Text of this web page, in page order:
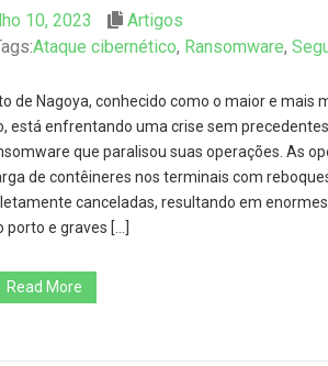
10, 2023
Artigos
Ataque cibernético, Ransomware,
de Nagoya, conhecido como o maior e mais
está enfrentando uma crise sem
que paralisou suas operações. As
de contêineres nos terminais com
canceladas, resultando em
porto e graves […]
Read More